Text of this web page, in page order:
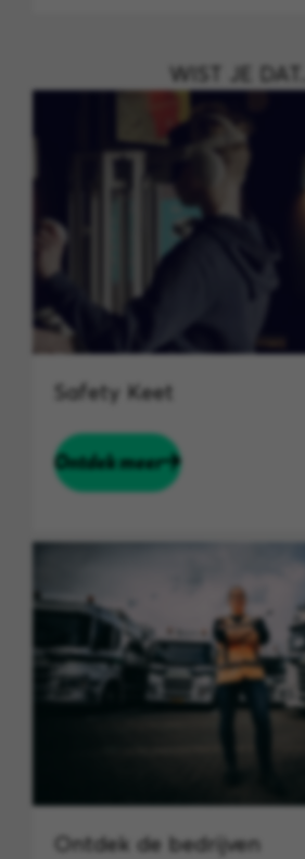
WIST JE DAT....
Safety Keet
Ontdek meer
Ontdek de bedrijven